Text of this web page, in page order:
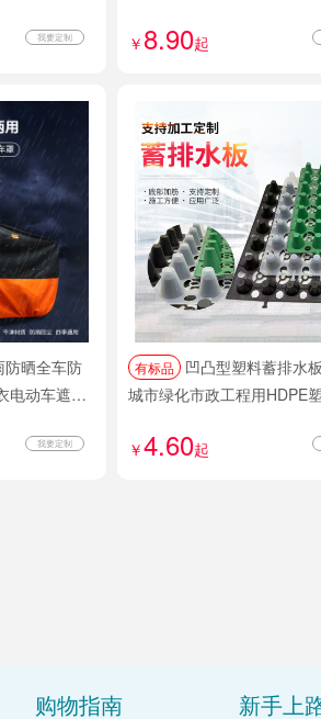
我要定制 ￥ 8.90起
电动车遮雨
我要定制
有标品
城市绿化市政工程用HDPE
￥4.60起
购物指南 新手上